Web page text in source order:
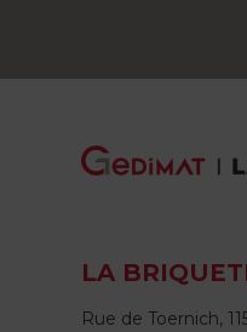
LA
Rue de Toernich,